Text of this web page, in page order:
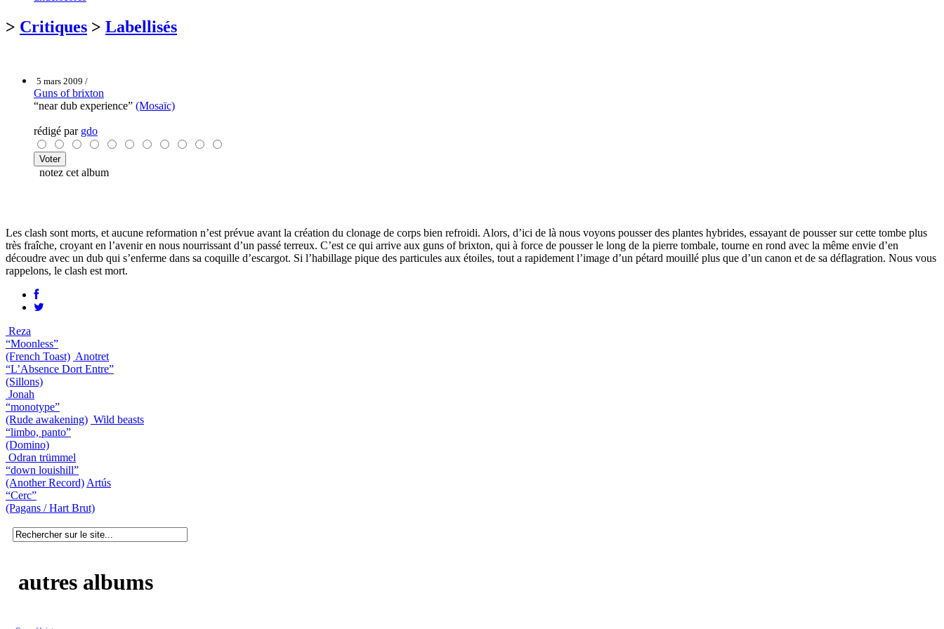
> Critiques > Labellisés
5 mars 2009 /
Guns of brixton
“near dub experience” (Mosaïc)
rédigé par gdo
notez cet album
Les clash sont morts, et aucune reformation n’est prévue avant la création du clonage de corps bien refroidi. Alors, d’ici de là nous voyons pousser des plantes hybrides, essayant de pousser sur cette tombe plus
très fraîche, croyant en l’avenir en nous nourrissant d’un passé terreux. C’est ce qui arrive aux guns of brixton, qui à force de pousser le long de la pierre tombale, tourne en rond avec la même envie d’en
découdre avec un dub qui s’enferme dans sa coquille d’escargot. Si l’habillage pique des particules aux étoiles, tout a rapidement l’image d’un pétard mouillé plus que d’un canon et de sa déflagration. Nous vous
rappelons, le clash est mort.
Reza
“Moonless”
(French Toast) Anotret
“L’Absence Dort Entre”
(Sillons)
Jonah
“monotype”
(Rude awakening) Wild beasts
“limbo, panto”
(Domino)
Odran trümmel
“down louishill”
(Another Record) Artús
“Cerc”
(Pagans / Hart Brut)
autres albums